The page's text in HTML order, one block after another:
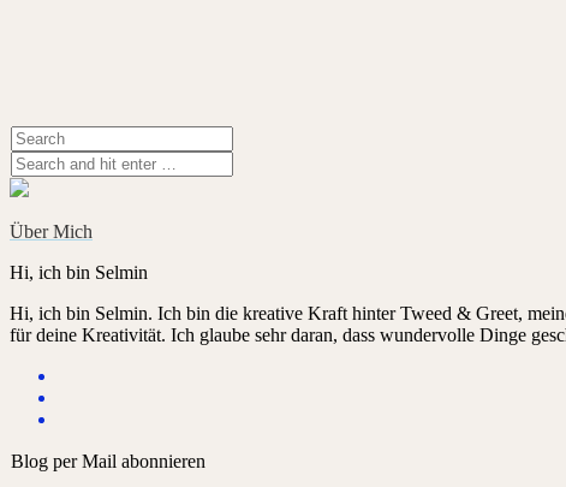
Über Mich
Hi, ich bin Selmin
Hi, ich bin Selmin. Ich bin die kreative Kraft hinter Tweed & Greet,
für deine Kreativität. Ich glaube sehr daran, dass wundervolle Dinge
Blog per Mail abonnieren